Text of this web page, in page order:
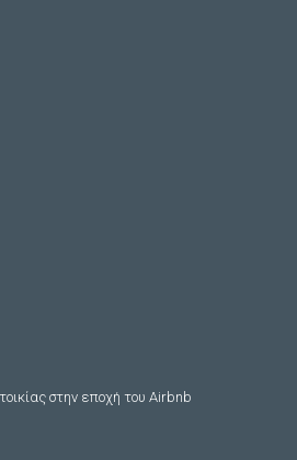
στην εποχή του Airbnb